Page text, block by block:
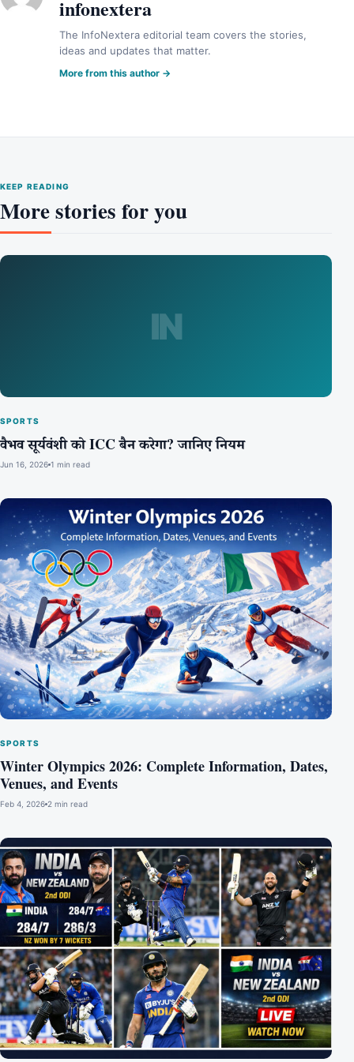
infonextera
The InfoNextera editorial team covers the stories,
ideas and updates that matter.
More from this author →
KEEP READING
More stories for you
IN
SPORTS
वैभव सूर्यवंशी को ICC बैन करेगा? जानिए नियम
Jun 16, 2026 1 min read
SPORTS
Winter Olympics 2026: Complete Information, Dates,
Venues, and Events
Feb 4, 2026 2 min read